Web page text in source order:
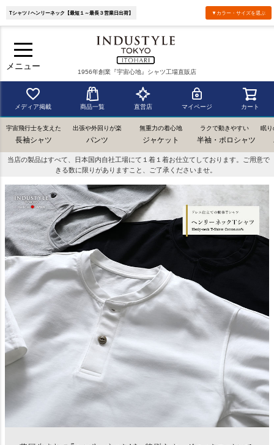
メニュー
1956年創業『宇宙心地』シャツ工場直販店
メディア掲載 商品一覧 直営店 マイページ カート
宇宙飛行士を支えた
長袖シャツ
出張や外回りが楽
パンツ
無重力の着心地
ジャケット
ラクで動きやすい
半袖・ポロシャツ
眠り
当店の製品はすべて、日本国内自社工場にて１着１着お仕立てしております。ご用意で
きる数に限りがありますこと、ご了承くださいませ。
Tシャツ / ヘンリーネック【最短１～最長３営業日出荷】 ▼カラー・サイズを選ぶ